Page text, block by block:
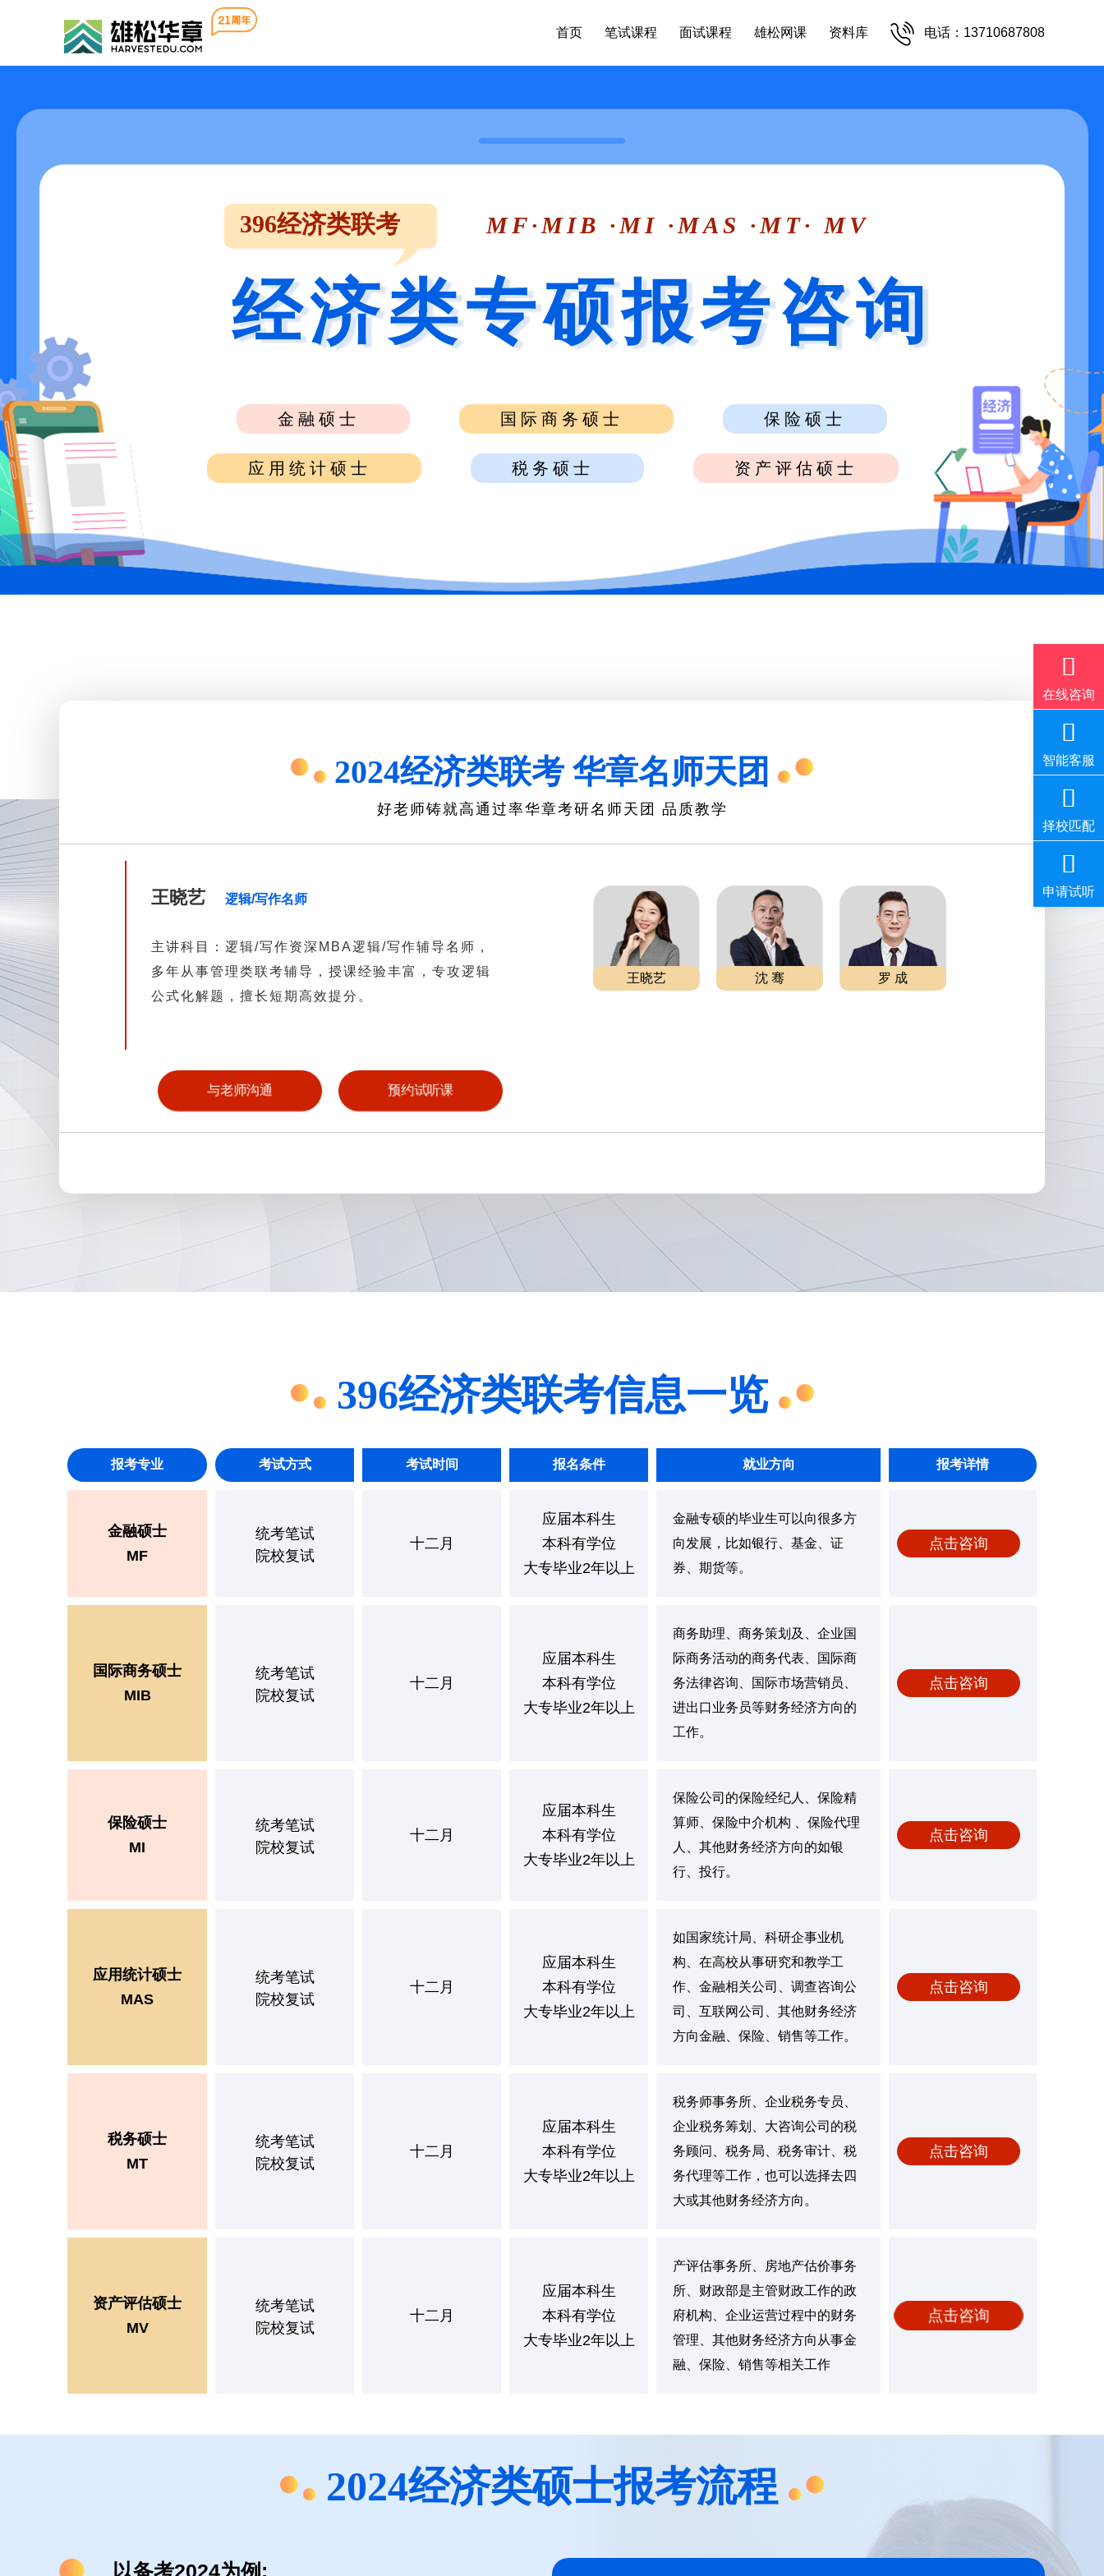
首页 笔试课程 面试课程 雄松网课 资料库 电话：13710687808
396经济类联考 MF·MIB ·MI ·MAS ·MT· MV
经济类专硕报考咨询
金融硕士 国际商务硕士 保险硕士
应用统计硕士 税务硕士 资产评估硕士
2024经济类联考 华章名师天团
好老师铸就高通过率华章考研名师天团 品质教学
王晓艺 逻辑/写作名师
主讲科目：逻辑/写作资深MBA逻辑/写作辅导名师，
多年从事管理类联考辅导，授课经验丰富，专攻逻辑
公式化解题，擅长短期高效提分。
王晓艺 沈 骞 罗 成
与老师沟通 预约试听课
396经济类联考信息一览
报考专业 考试方式 考试时间 报名条件 就业方向 报考详情
金融硕士
MF
统考笔试
院校复试
十二月
应届本科生
本科有学位
大专毕业2年以上
金融专硕的毕业生可以向很多方
向发展，比如银行、基金、证
券、期货等。
点击咨询
国际商务硕士
MIB
统考笔试
院校复试
十二月
应届本科生
本科有学位
大专毕业2年以上
商务助理、商务策划及、企业国
际商务活动的商务代表、国际商
务法律咨询、国际市场营销员、
进出口业务员等财务经济方向的
工作。
点击咨询
保险硕士
MI
统考笔试
院校复试
十二月
应届本科生
本科有学位
大专毕业2年以上
保险公司的保险经纪人、保险精
算师、保险中介机构 、保险代理
人、其他财务经济方向的如银
行、投行。
点击咨询
应用统计硕士
MAS
统考笔试
院校复试
十二月
应届本科生
本科有学位
大专毕业2年以上
如国家统计局、科研企事业机
构、在高校从事研究和教学工
作、金融相关公司、调查咨询公
司、互联网公司、其他财务经济
方向金融、保险、销售等工作。
点击咨询
税务硕士
MT
统考笔试
院校复试
十二月
应届本科生
本科有学位
大专毕业2年以上
税务师事务所、企业税务专员、
企业税务筹划、大咨询公司的税
务顾问、税务局、税务审计、税
务代理等工作，也可以选择去四
大或其他财务经济方向。
点击咨询
资产评估硕士
MV
统考笔试
院校复试
十二月
应届本科生
本科有学位
大专毕业2年以上
产评估事务所、房地产估价事务
所、财政部是主管财政工作的政
府机构、企业运营过程中的财务
管理、其他财务经济方向从事金
融、保险、销售等相关工作
点击咨询
2024经济类硕士报考流程
以备考2024为例: